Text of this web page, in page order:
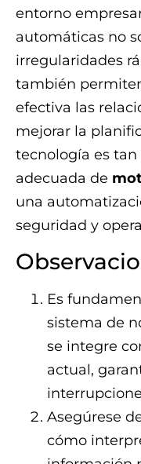
entorno
automáticas no
irregularidades
también
efectiva las
mejorar la
tecnología es
adecuada de
una
seguridad y
Es
sistema de
se integre
actual,
Asegúrese
cómo